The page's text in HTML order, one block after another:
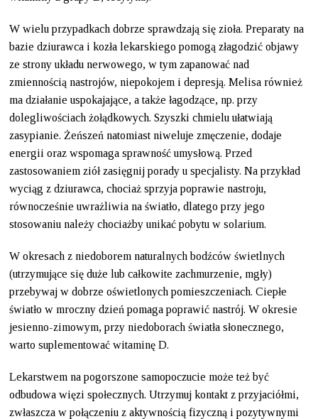
W wielu przypadkach dobrze sprawdzają się zioła. Preparaty na
bazie dziurawca i kozła lekarskiego pomogą złagodzić objawy
ze strony układu nerwowego, w tym zapanować nad
zmiennością nastrojów, niepokojem i depresją. Melisa również
ma działanie uspokajające, a także łagodzące, np. przy
dolegliwościach żołądkowych. Szyszki chmielu ułatwiają
zasypianie. Żeńszeń natomiast niweluje zmęczenie, dodaje
energii oraz wspomaga sprawność umysłową. Przed
zastosowaniem ziół zasięgnij porady u specjalisty. Na przykład
wyciąg z dziurawca, chociaż sprzyja poprawie nastroju,
równocześnie uwrażliwia na światło, dlatego przy jego
stosowaniu należy chociażby unikać pobytu w solarium.
W okresach z niedoborem naturalnych bodźców świetlnych
(utrzymujące się duże lub całkowite zachmurzenie, mgły)
przebywaj w dobrze oświetlonych pomieszczeniach. Ciepłe
światło w mroczny dzień pomaga poprawić nastrój. W okresie
jesienno-zimowym, przy niedoborach światła słonecznego,
warto suplementować witaminę D.
Lekarstwem na pogorszone samopoczucie może też być
odbudowa więzi społecznych. Utrzymuj kontakt z przyjaciółmi,
zwłaszcza w połączeniu z aktywnością fizyczną i pozytywnymi